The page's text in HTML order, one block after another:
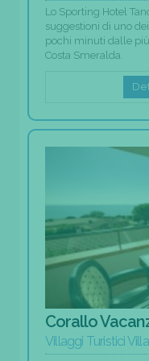
Lo Sporting Hotel
suggestioni di uno
pochi minuti dalle
Costa Smeralda.
Corallo
Villaggi Turistici